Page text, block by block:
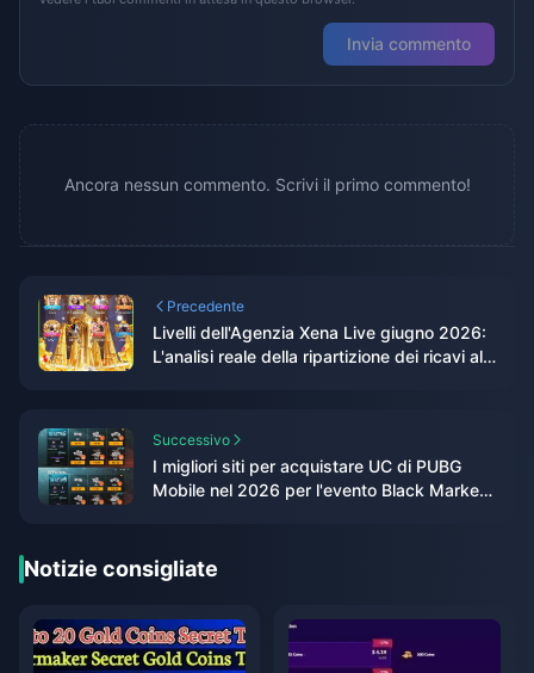
Invia commento
Ancora nessun commento. Scrivi il primo commento!
Precedente
Livelli dell'Agenzia Xena Live giugno 2026:
L'analisi reale della ripartizione dei ricavi al
Successivo
I migliori siti per acquistare UC di PUBG
Mobile nel 2026 per l'evento Black Market:
Notizie consigliate